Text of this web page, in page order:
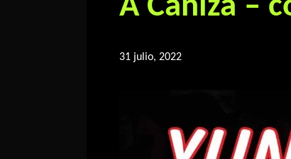
A Cañiza –
31 julio, 2022